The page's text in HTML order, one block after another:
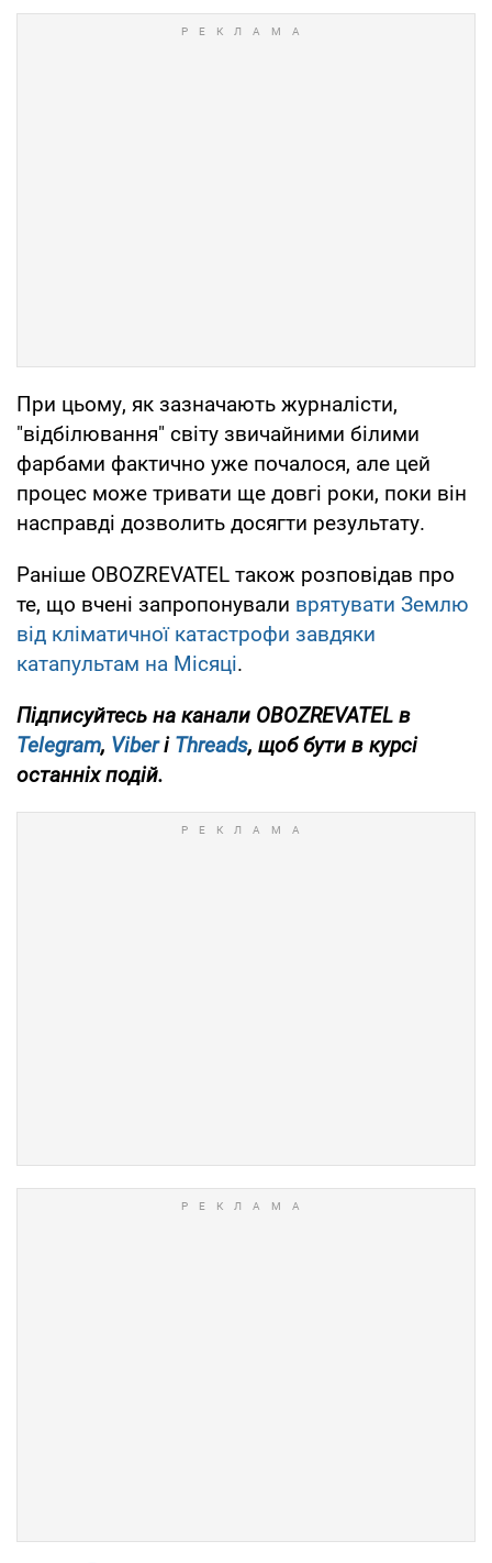
При цьому, як зазначають журналісти,
"відбілювання" світу звичайними білими
фарбами фактично уже почалося, але цей
процес може тривати ще довгі роки, поки він
насправді дозволить досягти результату.
Раніше OBOZREVATEL також розповідав про
те, що вчені запропонували врятувати Землю
від кліматичної катастрофи завдяки
катапультам на Місяці.
Підписуйтесь на канали OBOZREVATEL в
Telegram, Viber і Threads, щоб бути в курсі
останніх подій.